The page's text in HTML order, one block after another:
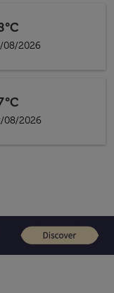
08/2026
08/2026